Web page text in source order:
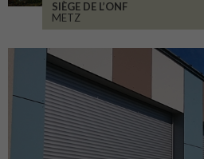
SIÈGE DE L’ONF
METZ